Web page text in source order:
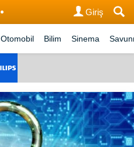
Giriş
Otomobil Bilim Sinema